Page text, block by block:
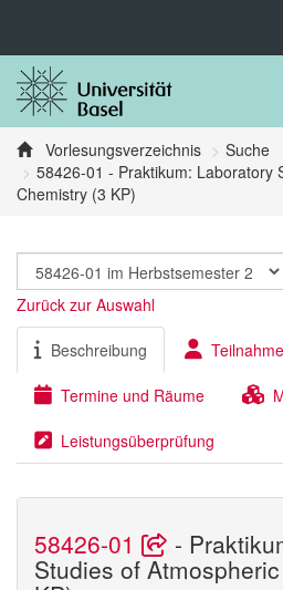
Vorlesungsverzeichnis
Suche
58426-01 - Praktikum: Laboratory
Chemistry (3 KP)
Zurück zur Auswahl
Beschreibung
Termine und Räume
Leistungsüberprüfung
58426-01 -
Studies of